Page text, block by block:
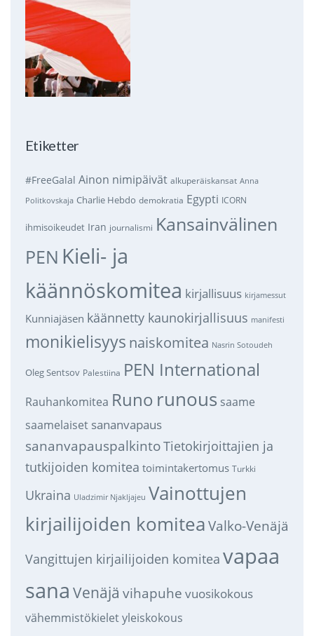
Etiketter
#FreeGalal Ainon nimipäivät alkuperäiskansat Anna
Politkovskaja Charlie Hebdo demokratia Egypti ICORN
ihmisoikeudet Iran journalismi Kansainvälinen
PEN Kieli- ja
käännöskomitea kirjallisuus kirjamessut
Kunniajäsen käännetty kaunokirjallisuus manifesti
monikielisyys naiskomitea Nasrin Sotoudeh
Oleg Sentsov Palestiina PEN International
Rauhankomitea Runo runous saame
saamelaiset sananvapaus
sananvapauspalkintoTietokirjoittajien ja
tutkijoiden komitea toimintakertomus Turkki
Ukraina Uladzimir Njakljajeu Vainottujen
kirjailijoiden komitea Valko-Venäjä
Vangittujen kirjailijoiden komitea vapaa
sana Venäjä vihapuhe vuosikokous
vähemmistökieletyleiskokous